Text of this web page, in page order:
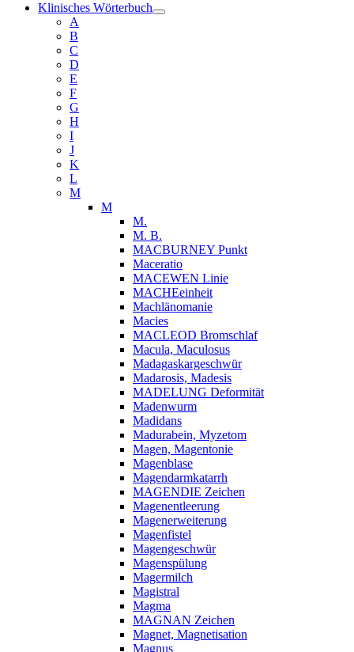
Klinisches Wörterbuch
A
B
C
D
E
F
G
H
I
J
K
L
M
M
M.
M. B.
MACBURNEY Punkt
Maceratio
MACEWEN Linie
MACHEeinheit
Machlänomanie
Macies
MACLEOD Bromschlaf
Macula, Maculosus
Madagaskargeschwür
Madarosis, Madesis
MADELUNG Deformität
Madenwurm
Madidans
Madurabein, Myzetom
Magen, Magentonie
Magenblase
Magendarmkatarrh
MAGENDIE Zeichen
Magenentleerung
Magenerweiterung
Magenfistel
Magengeschwür
Magenspülung
Magermilch
Magistral
Magma
MAGNAN Zeichen
Magnet, Magnetisation
Magnus